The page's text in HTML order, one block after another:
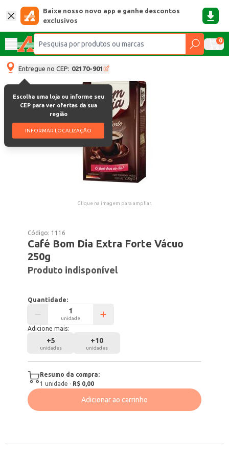
Baixe nosso novo app e ganhe descontos
exclusivos
0
Entregue no CEP: 02170-901
Escolha uma loja ou informe seu
CEP para ver ofertas da sua
região
INFORMAR LOCALIZAÇÃO
Clique na imagem para ampliar.
Código: 1116
Café Bom Dia Extra Forte Vácuo
250g
Produto indisponível
Quantidade:
unidade
Adicione mais:
+5
unidades
+10
unidades
Resumo da compra:
1 unidade · R$ 0,00
Adicionar ao carrinho